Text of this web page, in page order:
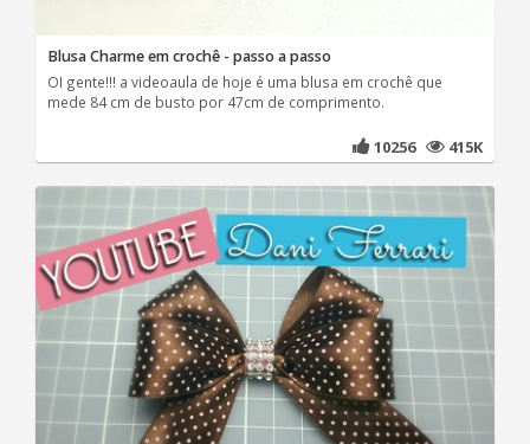
Blusa Charme em crochê - passo a passo
OI gente!!! a videoaula de hoje é uma blusa em crochê que
mede 84 cm de busto por 47cm de comprimento.
10256 415K